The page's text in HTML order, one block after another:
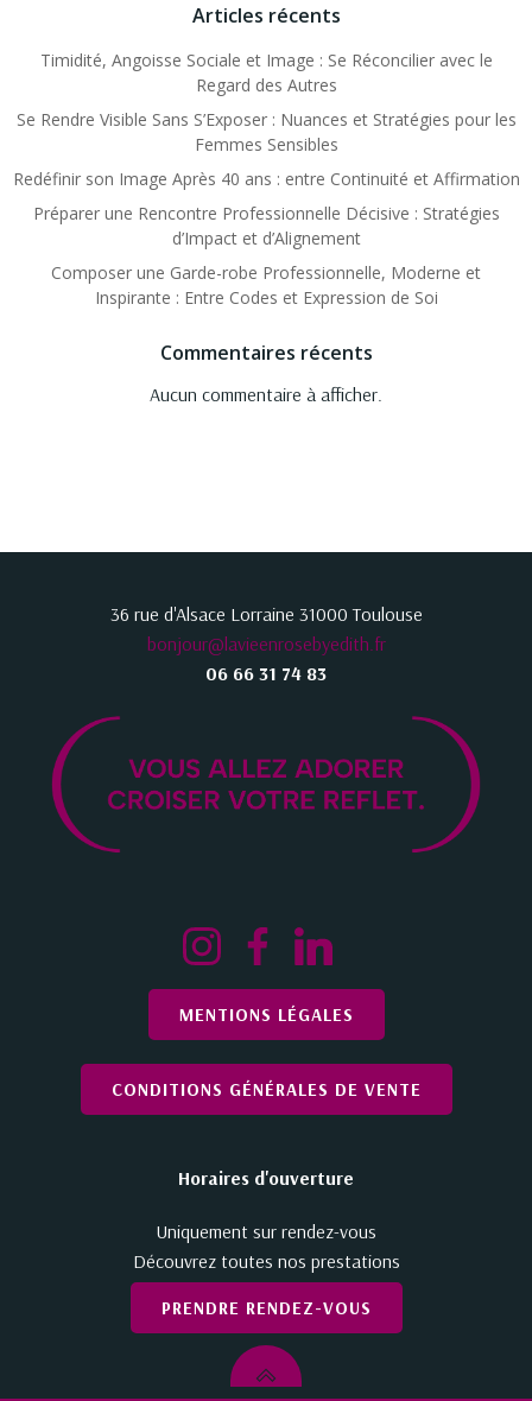
Articles récents
Timidité, Angoisse Sociale et Image : Se Réconcilier avec le
Regard des Autres
Se Rendre Visible Sans S’Exposer : Nuances et Stratégies pour les
Femmes Sensibles
Redéfinir son Image Après 40 ans : entre Continuité et Affirmation
Préparer une Rencontre Professionnelle Décisive : Stratégies
d’Impact et d’Alignement
Composer une Garde-robe Professionnelle, Moderne et
Inspirante : Entre Codes et Expression de Soi
Commentaires récents
Aucun commentaire à afficher.
36 rue d'Alsace Lorraine 31000 Toulouse
bonjour@lavieenrosebyedith.fr
06 66 31 74 83
MENTIONS LÉGALES
CONDITIONS GÉNÉRALES DE VENTE
Horaires d'ouverture
Uniquement sur rendez-vous
Découvrez toutes nos prestations
PRENDRE RENDEZ-VOUS